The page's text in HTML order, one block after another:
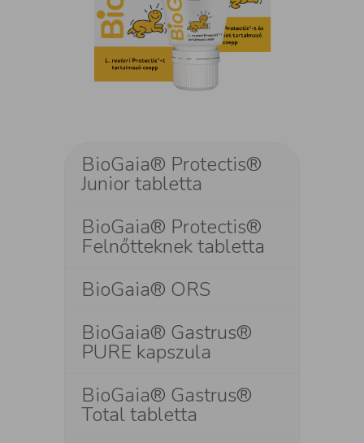
BioGaia® Protectis®
Junior tabletta
BioGaia® Protectis®
Felnőtteknek tabletta
BioGaia® ORS
BioGaia® Gastrus®
PURE kapszula
BioGaia® Gastrus®
Total tabletta